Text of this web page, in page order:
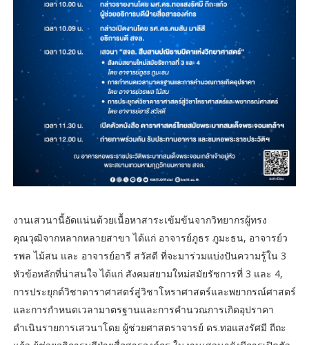
งานเสวนานี้อัดแน่นด้วยเนื้อหาสาระเข้มข้นจากวิทยากรผู้ทรง
คุณวุฒิจากหลากหลายสาขา ได้แก่ อาจารย์ภูธร ภูมะธน, อาจารย์ว
รพล ไม้สน และ อาจารย์อารี สวัสดี ที่จะมาร่วมแบ่งปันความรู้ใน 3
หัวข้อหลักที่น่าสนใจ ได้แก่ สังคมสยามใหม่สมัยรัชการที่ 3 และ 4,
การประยุกต์วิชาดาราศาสตร์สู่วิชาโหราศาสตร์และพยากรณ์ศาสตร์
และการกำหนดเวลามาตรฐานและการคำนวณการเกิดอุปราคา
ดำเนินรายการเสวนาโดย ผู้ช่วยศาสตราจารย์ ดร.ทอแสงรัศมี ถีถะ